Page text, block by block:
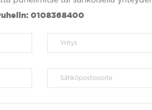
0108368400